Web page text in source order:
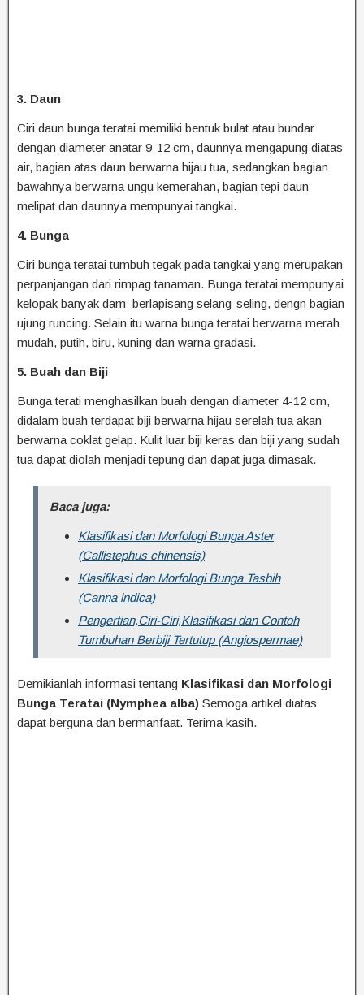
3. Daun
Ciri daun bunga teratai memiliki bentuk bulat atau bundar
dengan diameter anatar 9-12 cm, daunnya mengapung diatas
air, bagian atas daun berwarna hijau tua, sedangkan bagian
bawahnya berwarna ungu kemerahan, bagian tepi daun
melipat dan daunnya mempunyai tangkai.
4. Bunga
Ciri bunga teratai tumbuh tegak pada tangkai yang merupakan
perpanjangan dari rimpag tanaman. Bunga teratai mempunyai
kelopak banyak dam berlapisang selang-seling, dengn bagian
ujung runcing. Selain itu warna bunga teratai berwarna merah
mudah, putih, biru, kuning dan warna gradasi.
5. Buah dan Biji
Bunga terati menghasilkan buah dengan diameter 4-12 cm,
didalam buah terdapat biji berwarna hijau serelah tua akan
berwarna coklat gelap. Kulit luar biji keras dan biji yang sudah
tua dapat diolah menjadi tepung dan dapat juga dimasak.
Baca juga:
Klasifikasi dan Morfologi Bunga Aster
(Callistephus chinensis)
Klasifikasi dan Morfologi Bunga Tasbih
(Canna indica)
Pengertian,Ciri-Ciri,Klasifikasi dan Contoh
Tumbuhan Berbiji Tertutup (Angiospermae)
Demikianlah informasi tentang Klasifikasi dan Morfologi
Bunga Teratai (Nymphea alba) Semoga artikel diatas
dapat berguna dan bermanfaat. Terima kasih.